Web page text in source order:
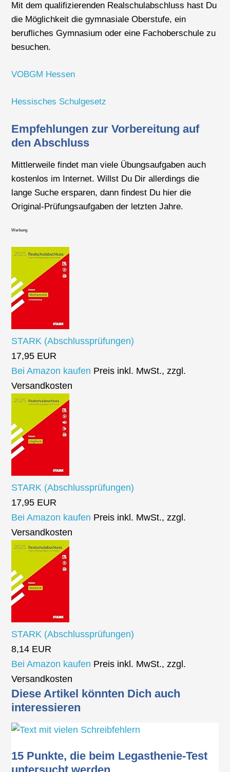
Mit dem qualifizierenden Realschulabschluss hast Du
die Möglichkeit die gymnasiale Oberstufe, ein
berufliches Gymnasium oder eine Fachoberschule zu
besuchen.
VOBGM Hessen
Hessisches Schulgesetz
Empfehlungen zur Vorbereitung auf
den Abschluss
Mittlerweile findet man viele Übungsaufgaben auch
kostenlos im Internet. Willst Du Dir allerdings die
lange Suche ersparen, dann findest Du hier die
Original-Prüfungsaufgaben der letzten Jahre.
Werbung
STARK (Abschlussprüfungen)
17,95 EUR
Bei Amazon kaufen Preis inkl. MwSt., zzgl.
Versandkosten
STARK (Abschlussprüfungen)
17,95 EUR
Bei Amazon kaufen Preis inkl. MwSt., zzgl.
Versandkosten
STARK (Abschlussprüfungen)
8,14 EUR
Bei Amazon kaufen Preis inkl. MwSt., zzgl.
Versandkosten
Diese Artikel könnten Dich auch
interessieren
15 Punkte, die beim Legasthenie-Test